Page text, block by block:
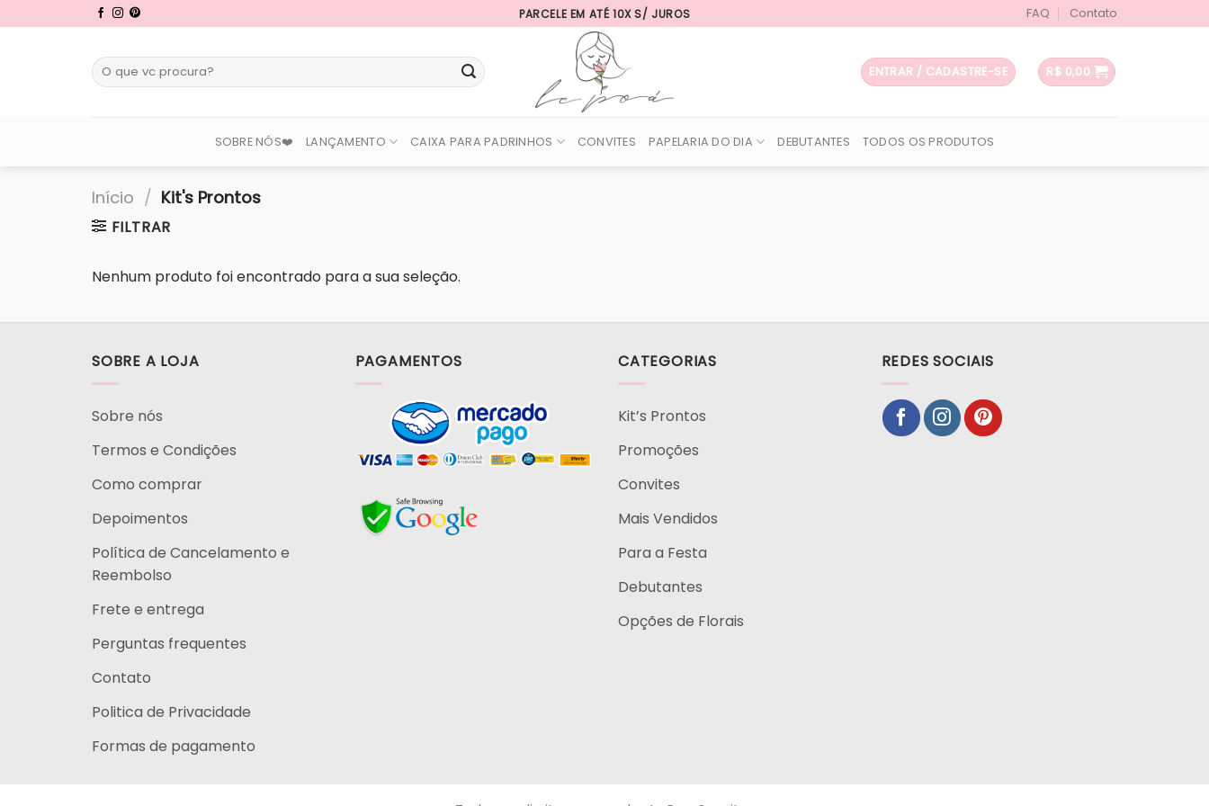
to
PARCELE EM ATÉ 10X S/ JUROS FAQ Contato
Pesquisar
por:
ENTRAR / CADASTRE-SE R$ 0,00
SOBRE NÓS❤️ LANÇAMENTO CAIXA PARA PADRINHOS CONVITES PAPELARIA DO DIA DEBUTANTES TODOS OS PRODUTOS
Início / Kit's Prontos
FILTRAR
Nenhum produto foi encontrado para a sua seleção.
SOBRE A LOJA
Sobre nós
Termos e Condições
Como comprar
Depoimentos
Política de Cancelamento e
Reembolso
Frete e entrega
Perguntas frequentes
Contato
Politica de Privacidade
Formas de pagamento
PAGAMENTOS CATEGORIAS
Kit’s Prontos
Promoções
Convites
Mais Vendidos
Para a Festa
Debutantes
Opções de Florais
REDES SOCIAIS